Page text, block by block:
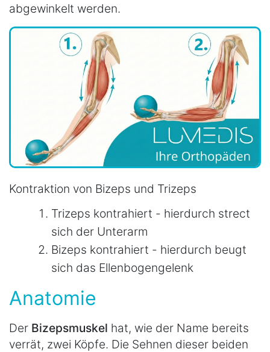
abgewinkelt werden.
Kontraktion von Bizeps und Trizeps
Trizeps kontrahiert - hierdurch strect
sich der Unterarm
Bizeps kontrahiert - hierdurch beugt
sich das Ellenbogengelenk
Anatomie
Der Bizepsmuskel hat, wie der Name bereits
verrät, zwei Köpfe. Die Sehnen dieser beiden